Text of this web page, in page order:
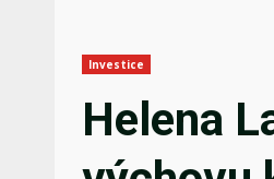
Investice
Helena